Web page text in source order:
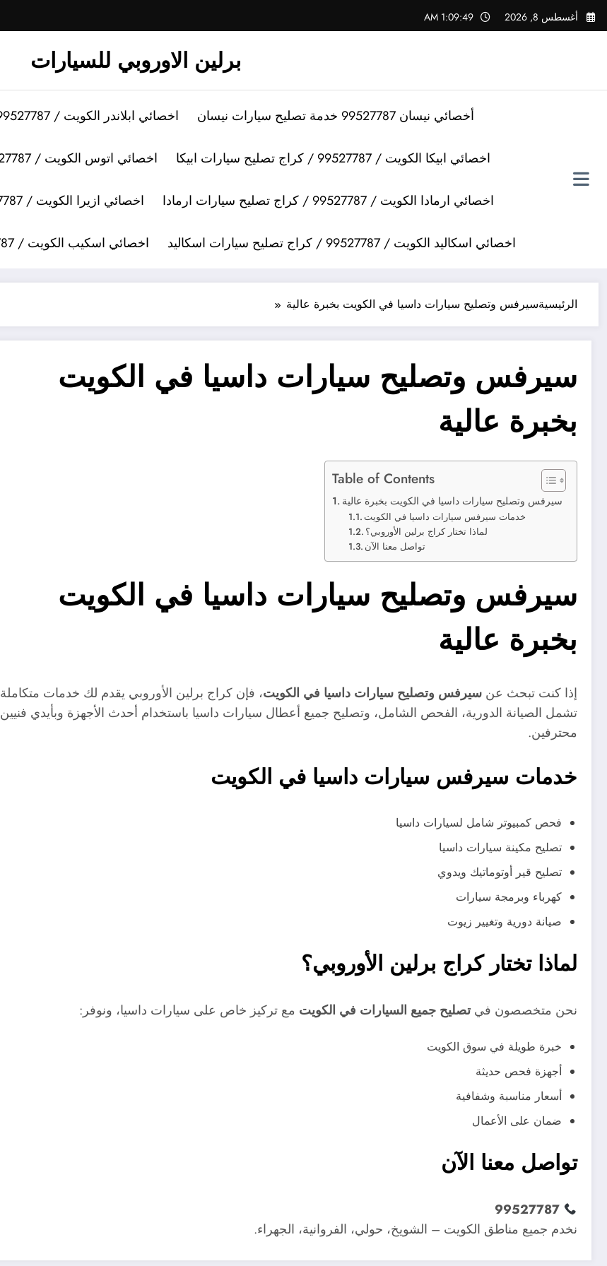
التجاوز
إلى
أغسطس 8, 2026 1:09:49 AM
برلين الاوروبي للسيارات
أخصائي نيسان 99527787 خدمة تصليح سيارات نيسان اخصائي ابلاندر الكويت / 99527787 / كراج تصليح سيارات ابلاندر
اخصائي ابيكا الكويت / 99527787 / كراج تصليح سيارات ابيكا اخصائي اتوس الكويت / 99527787 / كراج تصليح سيارات اتوس
اخصائي ارمادا الكويت / 99527787 / كراج تصليح سيارات ارمادا اخصائي ازيرا الكويت / 99527787 / كراج تصليح سيارات ازيرا
اخصائي اسكاليد الكويت / 99527787 / كراج تصليح سيارات اسكاليد اخصائي اسكيب الكويت / 99527787 / كراج تصليح سيارات اسكيب
الرئيسيةسيرفس وتصليح سيارات داسيا في الكويت بخبرة عالية
سيرفس وتصليح سيارات داسيا في الكويت
بخبرة عالية
Table of Contents
سيرفس وتصليح سيارات داسيا في الكويت بخبرة عالية
خدمات سيرفس سيارات داسيا في الكويت
لماذا تختار كراج برلين الأوروبي؟
تواصل معنا الآن
سيرفس وتصليح سيارات داسيا في الكويت
بخبرة عالية
إذا كنت تبحث عن سيرفس وتصليح سيارات داسيا في الكويت، فإن كراج برلين الأوروبي يقدم لك خدمات متكاملة
تشمل الصيانة الدورية، الفحص الشامل، وتصليح جميع أعطال سيارات داسيا باستخدام أحدث الأجهزة وبأيدي فنيين
محترفين.
خدمات سيرفس سيارات داسيا في الكويت
فحص كمبيوتر شامل لسيارات داسيا
تصليح مكينة سيارات داسيا
تصليح قير أوتوماتيك ويدوي
كهرباء وبرمجة سيارات
صيانة دورية وتغيير زيوت
لماذا تختار كراج برلين الأوروبي؟
نحن متخصصون فيتصليح جميع السيارات في الكويت مع تركيز خاص على سيارات داسيا، ونوفر:
خبرة طويلة في سوق الكويت
أجهزة فحص حديثة
أسعار مناسبة وشفافية
ضمان على الأعمال
تواصل معنا الآن
99527787
نخدم جميع مناطق الكويت – الشويخ، حولي، الفروانية، الجهراء.